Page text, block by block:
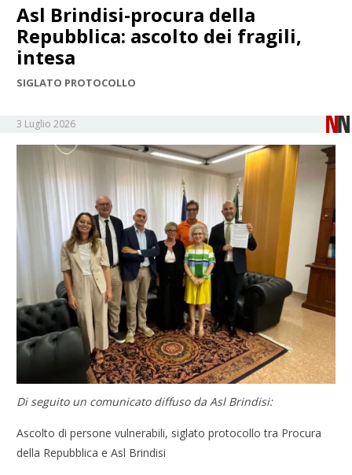
Asl Brindisi-procura della
Repubblica: ascolto dei fragili,
intesa
SIGLATO PROTOCOLLO
3 Luglio 2026
Di seguito un comunicato diffuso da Asl Brindisi:
Ascolto di persone vulnerabili, siglato protocollo tra Procura
della Repubblica e Asl Brindisi